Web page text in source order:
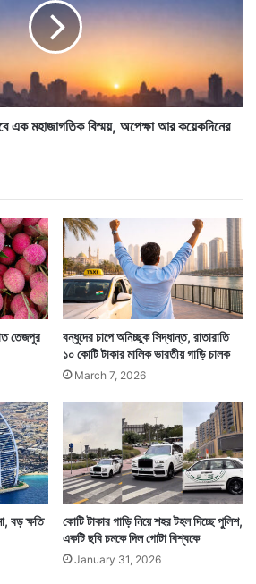
গিয়েছে সেটাও সেদিন কারও নজরে
মহিলা ব্যাগটির খোঁজ করেন তখন
অগত্যা তার খোঁজ পড়ে। জানা যায়
জঞ্জালের স্তূপে ব্যাগ ফেলা হয়েছে।
কোনও আশা নেই এটা ধরেই নেয়
ধরে নিয়ে তারা বিষয়টি পুলিশের কাছে
এক মহাজাগতিক বিস্ময়, অপেক্ষা আর কয়েকদিনের
তেজপুর
বন্ধুদের চাপে অনিচ্ছুক সিদ্ধান্ত, রাতারাতি
১০ কোটি টাকার মালিক ভারতীয় গাড়ি চালক
March 7, 2026
বড় ক্ষতি
কোটি টাকার গাড়ি নিয়ে শহর টহল দিচ্ছে পুলিশ,
একটি ছবি চমকে দিল গোটা বিশ্বকে
January 31, 2026